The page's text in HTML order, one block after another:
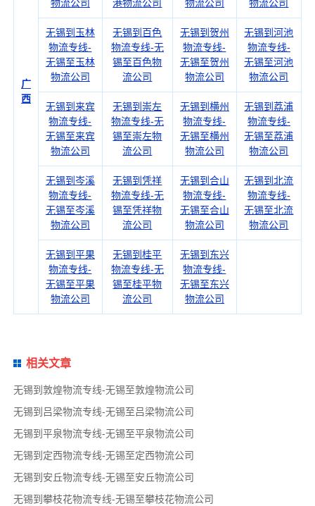
广
西
物流公司
港物流公司
物流公司
物流公司
无锡到玉林
物流专线-
无锡至玉林
物流公司
无锡到百色
物流专线-无
锡至百色物
流公司
无锡到贺州
物流专线-
无锡至贺州
物流公司
无锡到河池
物流专线-
无锡至河池
物流公司
无锡到来宾
物流专线-
无锡至来宾
物流公司
无锡到崇左
物流专线-无
锡至崇左物
流公司
无锡到横州
物流专线-
无锡至横州
物流公司
无锡到荔浦
物流专线-
无锡至荔浦
物流公司
无锡到岑溪
物流专线-
无锡至岑溪
物流公司
无锡到凭祥
物流专线-无
锡至凭祥物
流公司
无锡到合山
物流专线-
无锡至合山
物流公司
无锡到北流
物流专线-
无锡至北流
物流公司
无锡到平果
物流专线-
无锡至平果
物流公司
无锡到桂平
物流专线-无
锡至桂平物
流公司
无锡到东兴
物流专线-
无锡至东兴
物流公司
相关文章
无锡到敦煌物流专线-无锡至敦煌物流公司
无锡到吕梁物流专线-无锡至吕梁物流公司
无锡到平泉物流专线-无锡至平泉物流公司
无锡到定西物流专线-无锡至定西物流公司
无锡到安丘物流专线-无锡至安丘物流公司
无锡到攀枝花物流专线-无锡至攀枝花物流公司